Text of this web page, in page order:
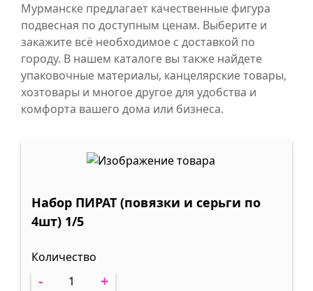
Мурманске предлагает качественные фигура
подвесная по доступным ценам. Выберите и
закажите всё необходимое с доставкой по
городу. В нашем каталоге вы также найдете
упаковочные материалы, канцелярские товары,
хозтовары и многое другое для удобства и
комфорта вашего дома или бизнеса.
Набор ПИРАТ (повязки и серьги по
4шт) 1/5
Количество
- +